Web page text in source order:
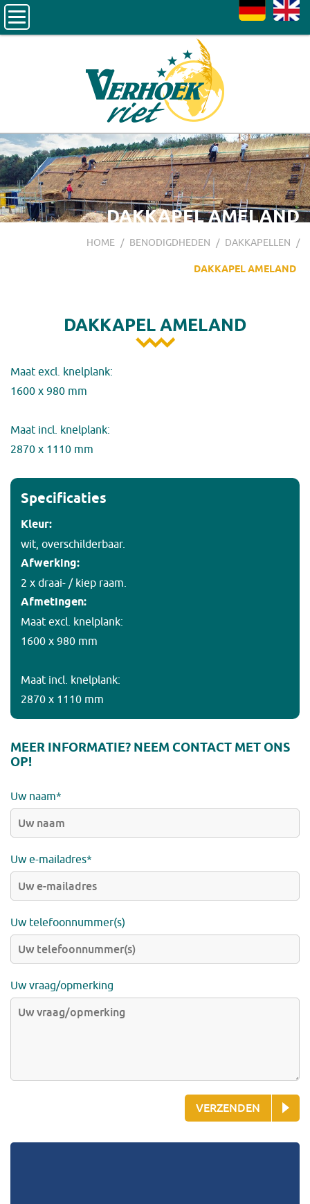
DE EN
DAKKAPEL AMELAND
HOME / BENODIGDHEDEN / DAKKAPELLEN /
DAKKAPEL AMELAND
DAKKAPEL AMELAND
Maat excl. knelplank:
1600 x 980 mm
Maat incl. knelplank:
2870 x 1110 mm
Specificaties
Kleur:
wit, overschilderbaar.
Afwerking:
2 x draai- / kiep raam.
Afmetingen:
Maat excl. knelplank:
1600 x 980 mm
Maat incl. knelplank:
2870 x 1110 mm
MEER INFORMATIE? NEEM CONTACT MET ONS
OP!
Uw naam*
Uw e-mailadres*
Uw telefoonnummer(s)
Uw vraag/opmerking
VERZENDEN